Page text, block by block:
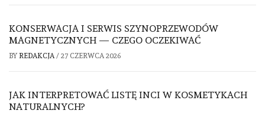
KONSERWACJA I SERWIS SZYNOPRZEWODÓW
MAGNETYCZNYCH — CZEGO OCZEKIWAĆ
BY REDAKCJA/ 27 CZERWCA 2026
JAK INTERPRETOWAĆ LISTĘ INCI W KOSMETYKACH
NATURALNYCH?